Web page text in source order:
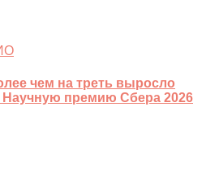
чем на треть выросло
Научную премию Сбера 2026